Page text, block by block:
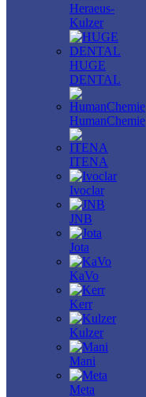
Heraeus-
Kulzer
HUGE
DENTAL
HumanChemie
ITENA
Ivoclar
JNB
Jota
KaVo
Kerr
Kulzer
Mani
Meta